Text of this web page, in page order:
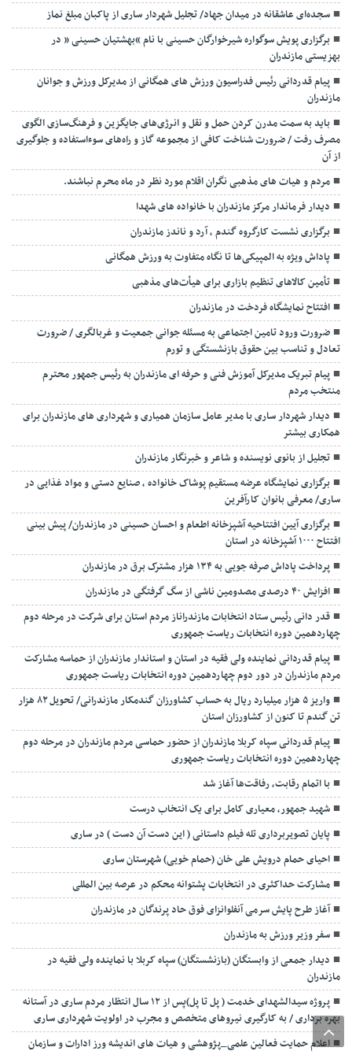
سجده‌ای عاشقانه در میدان جهاد/ تجلیل شهردار ساری از پاکبان مبلغ نماز
برگزاری پویش سوگواره شیرخوارگان حسینی با نام “بهشتیان حسینی ” در
بهزیستی مازندران
پیام قدردانی رئیس فدراسیون ورزش های همگانی از مدیرکل ورزش و جوانان
مازندران
باید به سمت مدرن کردن حمل و نقل و انرژی‌های جایگزین و فرهنگ‌سازی الگوی
مصرف رفت / ضرورت شناخت کافی از مجموعه گاز و راه‌های سوءاستفاده و جلوگیری
از آن
مردم و هیات های مذهبی نگران اقلام مورد نظر در ماه محرم نباشند.
دیدار فرماندار مرکز مازندران با خانواده های شهدا
برگزاری نشست کارگروه گندم ، آرد و ناندز مازندران
پاداش ویژه به المپیکی‌ها تا نگاه متفاوت به ورزش همگانی
تأمین کالاهای تنظیم بازاری برای هیأت‌های مذهبی
افتتاح نمایشگاه فردخت در مازندران
ضرورت ورود تامین اجتماعی به مسئله جوانی جمعیت و غربالگری / ضرورت
تعادل و تناسب بین حقوق بازنشستگی و تورم
پیام تبریک مدیرکل آموزش فنی و حرفه ای مازندران به رئیس جمهور محترم
منتخب مردم
دیدار شهردار ساری با مدیر عامل سازمان همیاری و شهرداری های مازندران برای
همکاری بیشتر
تجلیل از بانوی نویسنده و شاعر و خبرنگار مازندران
برگزاری نمایشگاه عرضه مستقیم پوشاک خانواده ، صنایع دستی و مواد غذایی در
ساری/ معرفی بانوان کارآفرین
برگزاری آیین افتتاحیه آشپزخانه اطعام و احسان حسینی در مازندران/ پیش بینی
افتتاح ۱۰۰۰ آشپزخانه در استان
پرداخت پاداش صرفه جویی به ۱۳۴ هزار مشترک برق در مازندران
افزایش ۴۰ درصدی مصدومین ناشی از سگ گرفتگی در مازندران
قدر دانی رئیس ستاد انتخابات مازندراناز مردم استان برای شرکت در مرحله دوم
چهاردهمین دوره انتخابات ریاست جمهوری
پیام قدردانی نماینده ولی فقیه در استان و استاندار مازندران از حماسه مشارکت
مردم مازندران در دور دوم چهاردهمین دوره انتخابات ریاست جمهوری
واریز ۵ هزار میلیارد ریال به حساب کشاورزان گندمکار مازندرانی/ تحویل ۸۲ هزار
تن گندم تا کنون از کشاورزان استان
پیام قدردانی سپاه کربلا مازندران از حضور حماسی مردم مازندران در مرحله دوم
چهاردهمین دوره انتخابات ریاست جمهوری
با اتمام رقابت، رفاقت‌ها آغاز شد
شهید جمهور، معیاری کامل برای یک انتخاب درست
پایان تصویربرداری تله فیلم داستانی ( این دست آن دست ) در ساری
احیای حمام درویش علی خان (حمام خویی) شهرستان ساری
مشارکت حداکثری در انتخابات پشتوانه محکم در عرصه بین المللی
آغاز طرح پایش سرمی آنفلوانزای فوق حاد پرندگان در مازندران
سفر وزیر ورزش به مازندران
دیدار جمعی از وابستگان (بازنشستگان) سپاه کربلا با نماینده ولی فقیه در
مازندران
پروژه سیدالشهدای خدمت ( پل تا پل)پس از ۱۲ سال انتظار مردم ساری در آستانه
بهره برداری / به کارگیری نیروهای متخصص و مجرب در اولویت شهرداری ساری
اعلام حمایت فعالین علمی_پژوهشی و هیات های اندیشه ورز ادارات و سازمان